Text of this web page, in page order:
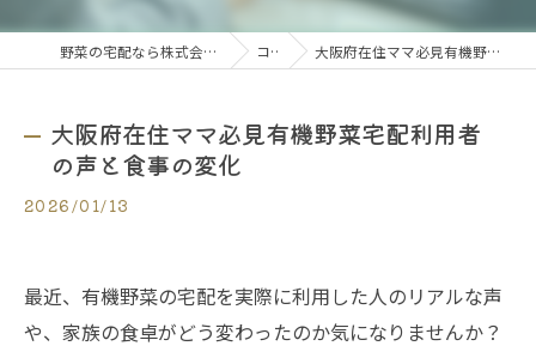
野菜の宅配なら株式会社大阪愛農食品センター コラム 大阪府在住ママ必見有機野菜宅配利用者の声と食事の変化
大阪府在住ママ必見有機野菜宅配利用者
の声と食事の変化
2026/01/13
最近、有機野菜の宅配を実際に利用した人のリアルな声
や、家族の食卓がどう変わったのか気になりませんか？